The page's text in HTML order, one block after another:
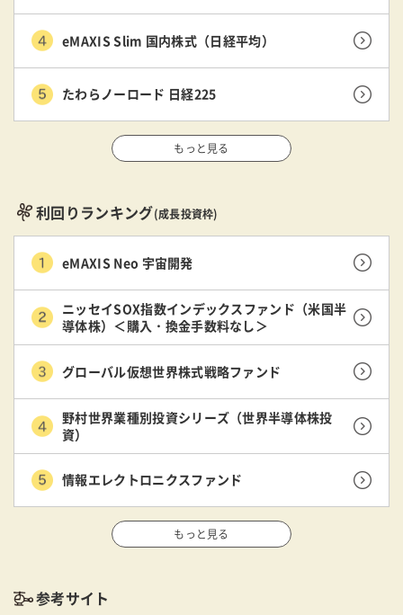
eMAXIS Slim 国内株式（日経平均）
たわらノーロード 日経225
もっと見る
利回りランキング(成長投資枠)
eMAXIS Neo 宇宙開発
ニッセイSOX指数インデックスファンド（米国半
導体株）＜購入・換金手数料なし＞
グローバル仮想世界株式戦略ファンド
野村世界業種別投資シリーズ（世界半導体株投
資）
情報エレクトロニクスファンド
もっと見る
参考サイト